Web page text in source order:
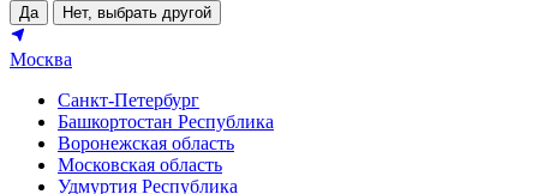
Да Нет, выбрать другой
Москва
Санкт-Петербург
Башкортостан Республика
Воронежская область
Московская область
Удмуртия Республика